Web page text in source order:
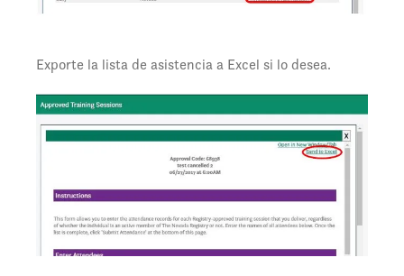
Exporte la lista de asistencia a Excel si lo desea.